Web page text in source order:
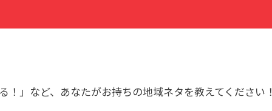
」など、あなたがお持ちの地域ネタを教えてください！